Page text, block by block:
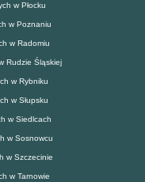
w Płocku
w Poznaniu
w Radomiu
Rudzie Śląskiej
w Rybniku
w Słupsku
w Siedlcach
w Sosnowcu
w Szczecinie
w Tarnowie